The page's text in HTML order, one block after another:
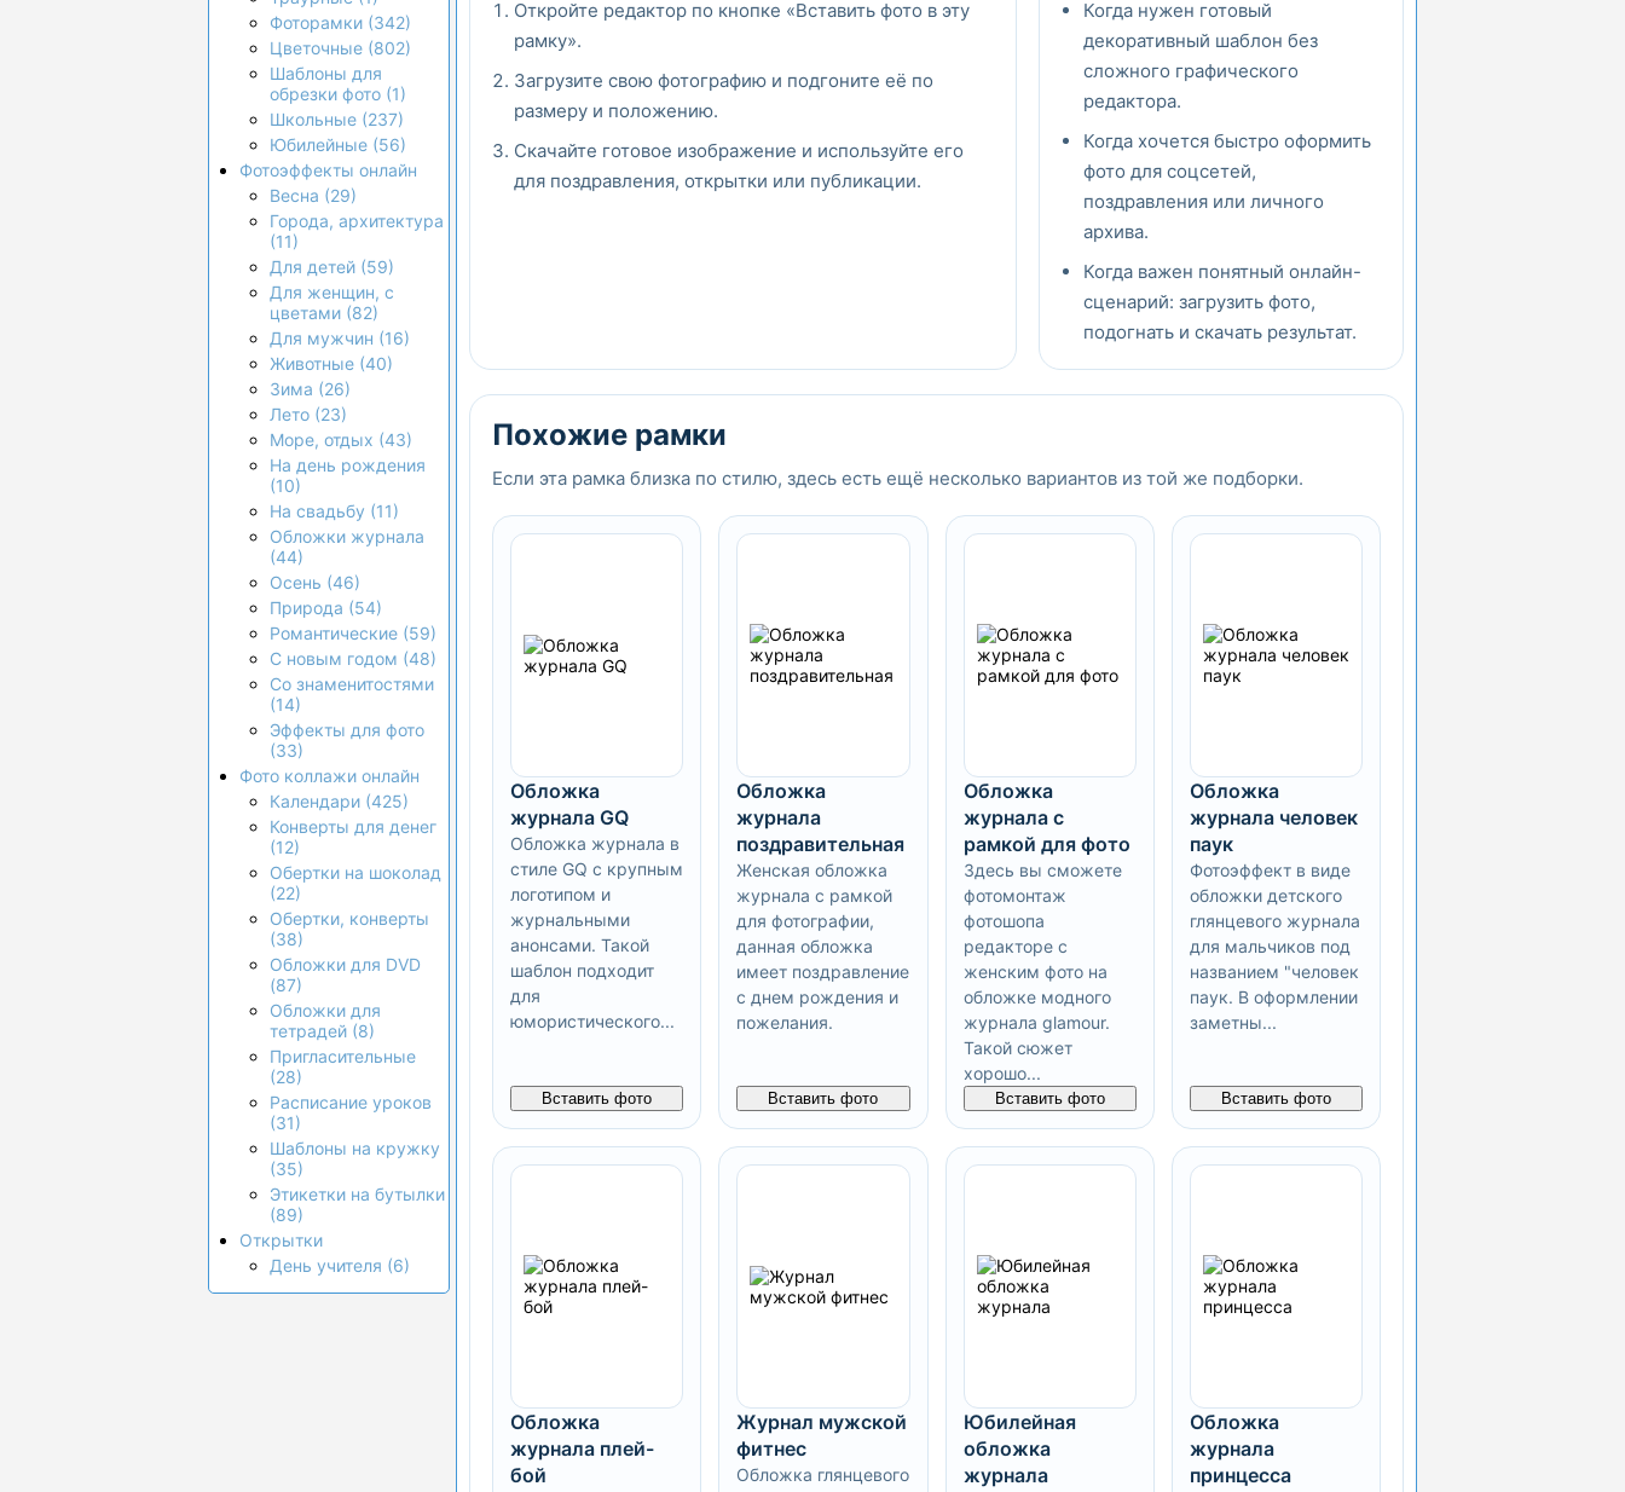
Фоторамки (342)
Цветочные (802)
Шаблоны для
обрезки фото (1)
Школьные (237)
Юбилейные (56)
Фотоэффекты онлайн
Весна (29)
Города, архитектура
(11)
Для детей (59)
Для женщин, с
цветами (82)
Для мужчин (16)
Животные (40)
Зима (26)
Лето (23)
Море, отдых (43)
На день рождения
(10)
На свадьбу (11)
Обложки журнала
(44)
Осень (46)
Природа (54)
Романтические (59)
С новым годом (48)
Со знаменитостями
(14)
Эффекты для фото
(33)
Фото коллажи онлайн
Календари (425)
Конверты для денег
(12)
Обертки на шоколад
(22)
Обертки, конверты
(38)
Обложки для DVD
(87)
Обложки для
тетрадей (8)
Пригласительные
(28)
Расписание уроков
(31)
Шаблоны на кружку
(35)
Этикетки на бутылки
(89)
Открытки
День учителя (6)
Откройте редактор по кнопке «Вставить фото в эту
рамку».
Загрузите свою фотографию и подгоните её по
размеру и положению.
Скачайте готовое изображение и используйте его
для поздравления, открытки или публикации.
Когда нужен готовый
декоративный шаблон без
сложного графического
редактора.
Когда хочется быстро оформить
фото для соцсетей,
поздравления или личного
архива.
Когда важен понятный онлайн-
сценарий: загрузить фото,
подогнать и скачать результат.
Похожие рамки
Если эта рамка близка по стилю, здесь есть ещё несколько вариантов из той же подборки.
Обложка
журнала GQ
Обложка журнала в
стиле GQ с крупным
логотипом и
журнальными
анонсами. Такой
шаблон подходит
для
юмористического...
Вставить фото
Обложка
журнала
поздравительная
Женская обложка
журнала с рамкой
для фотографии,
данная обложка
имеет поздравление
с днем рождения и
пожелания.
Вставить фото
Обложка
журнала с
рамкой для фото
Здесь вы сможете
фотомонтаж
фотошопа
редакторе с
женским фото на
обложке модного
журнала glamour.
Такой сюжет
хорошо...
Вставить фото
Обложка
журнала человек
паук
Фотоэффект в виде
обложки детского
глянцевого журнала
для мальчиков под
названием "человек
паук. В оформлении
заметны...
Вставить фото
Обложка
журнала плей-
бой
Журнал мужской
фитнес
Обложка глянцевого
Юбилейная
обложка
журнала
Обложка
журнала
принцесса